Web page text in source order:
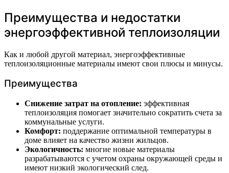
Преимущества и недостатки
энергоэффективной теплоизоляции
Как и любой другой материал, энергоэффективные
теплоизоляционные материалы имеют свои плюсы и минусы.
Преимущества
Снижение затрат на отопление: эффективная
теплоизоляция помогает значительно сократить счета за
коммунальные услуги.
Комфорт: поддержание оптимальной температуры в
доме влияет на качество жизни жильцов.
Экологичность: многие новые материалы
разрабатываются с учетом охраны окружающей среды и
имеют низкий экологический след.